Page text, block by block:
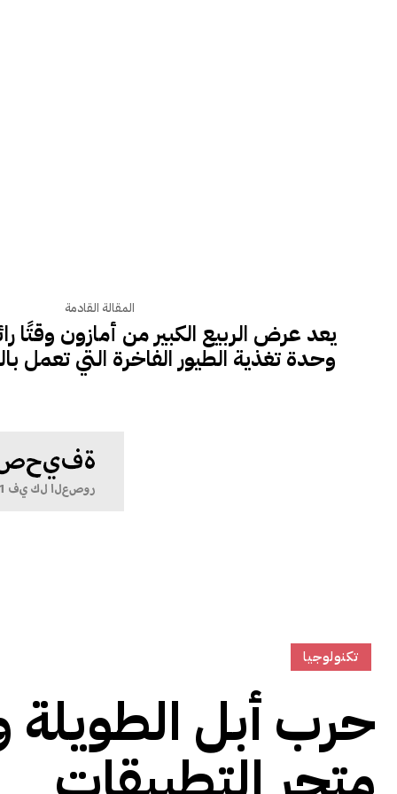
المقالة القادمة
يعد عرض الربيع الكبير من أمازون وقتًا
وحدة تغذية الطيور الفاخرة التي تعمل